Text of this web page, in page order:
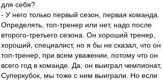
для себя?
- У него только первый сезон, первая команда.
Определять, топ-тренер или нет, надо после
второго-третьего сезона. Он хороший тренер,
хороший, специалист, но я бы не сказал, что он
топ-тренер, при всем уважении, потому что он
всего год в команде. Да, он выиграл чемпионат,
Суперкубок, мы тоже с ним выиграли. Но если